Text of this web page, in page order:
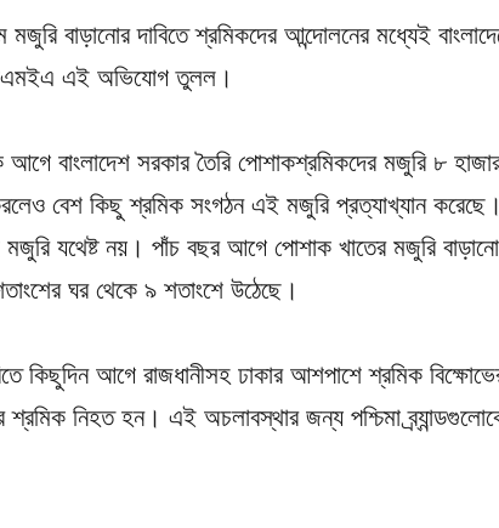
বাড়ানোর দাবিতে শ্রমিকদের আন্দোলনের মধ্যেই
এই অভিযোগ তুলল।
বাংলাদেশ সরকার তৈরি পোশাকশ্রমিকদের মজুরি ৮ হাজার
বেশ কিছু শ্রমিক সংগঠন এই মজুরি প্রত্যাখ্যান করেছে।
মজুরি যথেষ্ট নয়। পাঁচ বছর আগে পোশাক খাতের মজুরি
ঘর থেকে ৯ শতাংশে উঠেছে।
কিছুদিন আগে রাজধানীসহ ঢাকার আশপাশে শ্রমিক
শ্রমিক নিহত হন। এই অচলাবস্থার জন্য পশ্চিমা